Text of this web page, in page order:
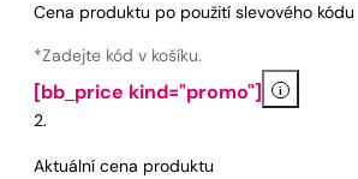
Cena produktu po použití slevového kódu
*Zadejte kód v košíku.
[bb_price kind="promo"] i
Aktuální cena produktu